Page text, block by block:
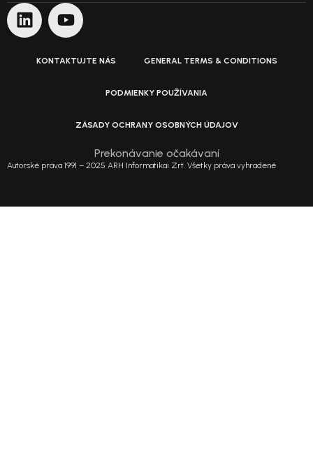
KONTAKTUJTE NÁS GENERAL TERMS & CONDITIONS
PODMIENKY POUŽÍVANIA
ZÁSADY OCHRANY OSOBNÝCH ÚDAJOV
Prekonávanie očakávaní
Autorské práva 1991 – 2025 ARH Informatikai Zrt. Všetky práva vyhradené